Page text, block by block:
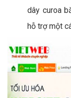
dây curoa
hỗ trợ một